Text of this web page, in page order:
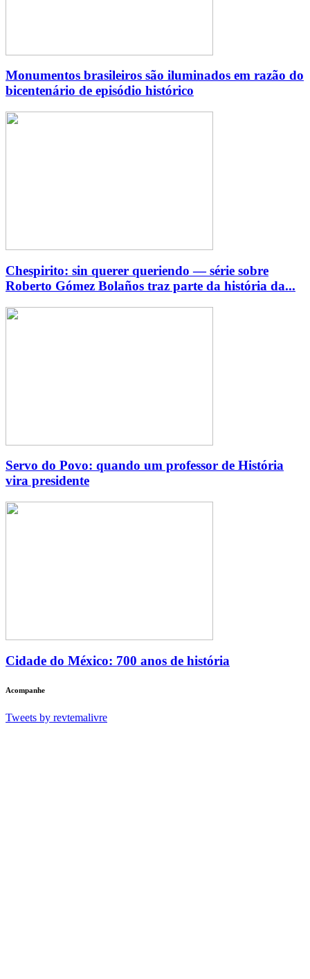
Monumentos brasileiros são iluminados em razão do
bicentenário de episódio histórico
Chespirito: sin querer queriendo — série sobre
Roberto Gómez Bolaños traz parte da história da...
Servo do Povo: quando um professor de História
vira presidente
Cidade do México: 700 anos de história
Acompanhe
Tweets by revtemalivre